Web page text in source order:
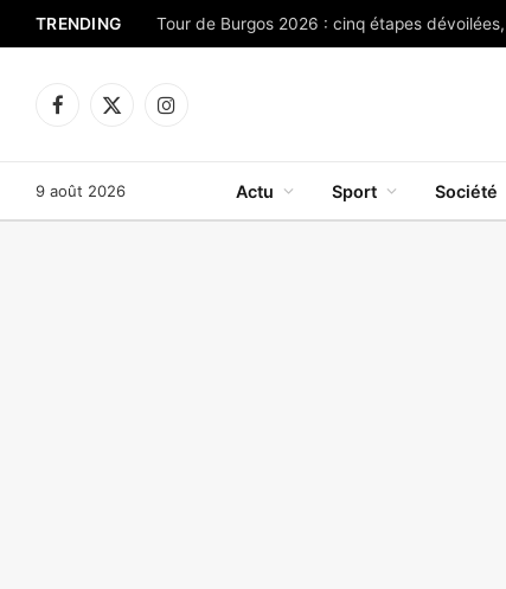
TRENDING
Facebook
X
Instagram
9 août 2026 Actu Sport Société